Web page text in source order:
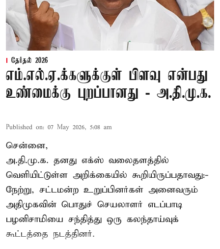
தேர்தல் 2026
எம்.எல்.ஏ.க்களுக்குள் பிளவு என்பது
உண்மைக்கு புறப்பானது - அ.தி.மு.க.
Published on: 07 May 2026, 5:08 am
சென்னை,
அ.தி.மு.க. தனது எக்ஸ் வலைதளத்தில்
வெளியிட்டுள்ள அறிக்கையில் கூறியிருப்பதாவது:-
நேற்று, சட்டமன்ற உறுப்பினர்கள் அனைவரும்
அதிமுகவின் பொதுச் செயலாளர் எடப்பாடி
பழனிசாமியை சந்தித்து ஒரு கலந்தாய்வுக்
கூட்டத்தை நடத்தினர்.